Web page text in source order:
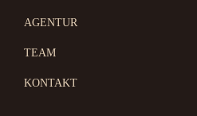
AGENTUR
TEAM
KONTAKT